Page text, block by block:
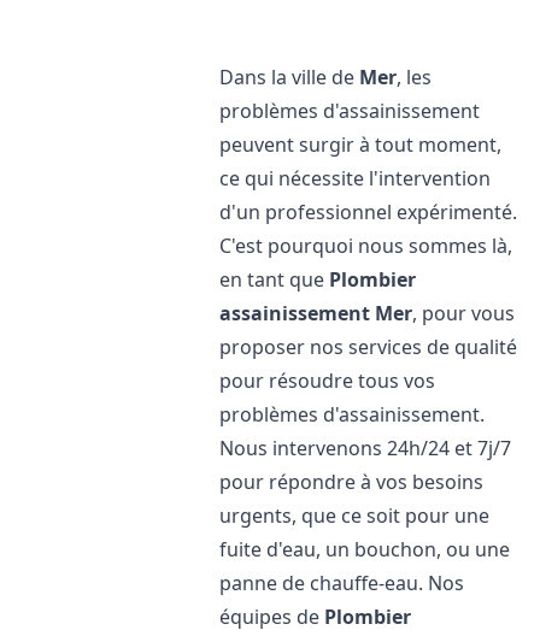
Dans la ville de Mer, les
problèmes d'assainissement
peuvent surgir à tout moment,
ce qui nécessite l'intervention
d'un professionnel expérimenté.
C'est pourquoi nous sommes là,
en tant que Plombier
assainissement Mer, pour vous
proposer nos services de qualité
pour résoudre tous vos
problèmes d'assainissement.
Nous intervenons 24h/24 et 7j/7
pour répondre à vos besoins
urgents, que ce soit pour une
fuite d'eau, un bouchon, ou une
panne de chauffe-eau. Nos
équipes de Plombier